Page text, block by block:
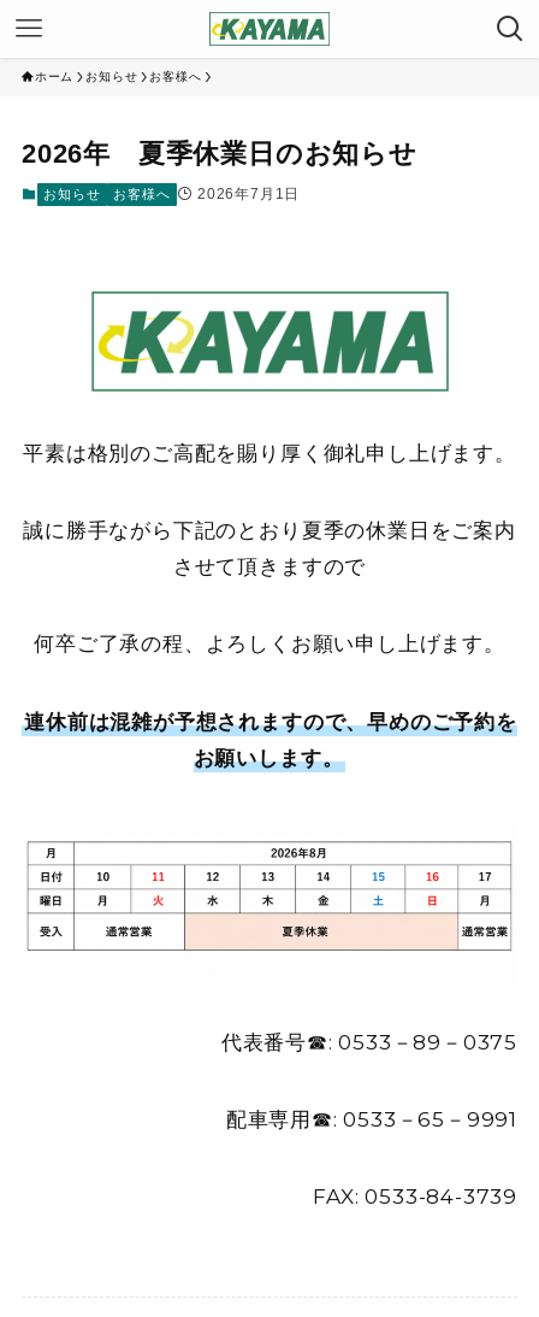
ホーム お知らせ お客様へ
2026年 夏季休業日のお知らせ
お知らせ お客様へ 2026年7月1日
平素は格別のご高配を賜り厚く御礼申し上げます。
誠に勝手ながら下記のとおり夏季の休業日をご案内
させて頂きますので
何卒ご了承の程、よろしくお願い申し上げます。
連休前は混雑が予想されますので、早めのご予約を
お願いします。
代表番号☎: 0533－89－0375
配車専用☎: 0533－65－9991
FAX: 0533-84-3739